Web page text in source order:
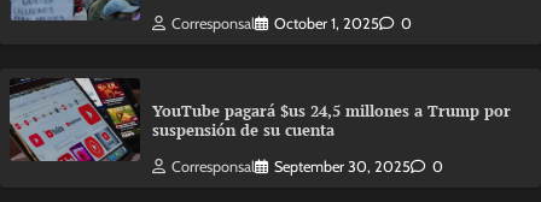
Corresponsal October 1, 2025 0
YouTube pagará $us 24,5 millones a Trump por
suspensión de su cuenta
Corresponsal September 30, 2025 0